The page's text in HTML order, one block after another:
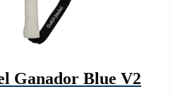
Ganador Blue V2